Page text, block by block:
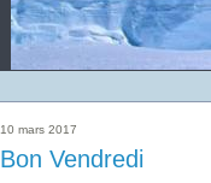
10 mars 2017
Bon Vendredi